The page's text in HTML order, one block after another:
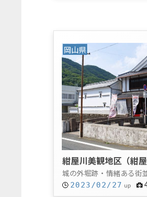
岡山県
紺屋川美観地区（紺屋
城の外堀跡・情緒ある街
2023/02/27 up